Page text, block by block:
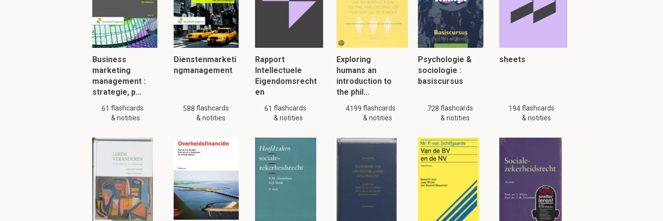
Waar moet op gelet worden bij het Abell model?
- vierkant niet te groot maken
- focussen op de juiste functie, technologie en groepen
- Marktpenetratie: bestaande producten verkopen op de bestaande markt
- Diversificatie: nieuwe producten verkopen op een nieuwe markt.
Verwante diversificatie: zelfde behoeften bedienen
Niet-verwante diversificatie: andere behoefte bedienen
- Productontwikkeling: nieuwe producten verkopen op een bestaande markt.
Business
marketing
management :
strategie, p…
61 flashcards
& notities
Dienstenmarketi
ngmanagement
588 flashcards
& notities
Rapport
Intellectuele
Eigendomsrecht
en
61 flashcards
& notities
Exploring
humans an
introduction to
the phil…
4199 flashcards
& notities
Psychologie &
sociologie :
basiscursus
728 flashcards
& notities
sheets
194flashcards
& notities